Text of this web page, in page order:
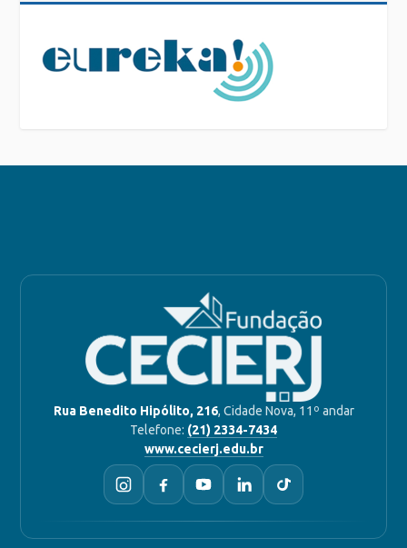
Rua Benedito Hipólito, 216, Cidade Nova, 11º andar
Telefone: (21) 2334-7434
www.cecierj.edu.br